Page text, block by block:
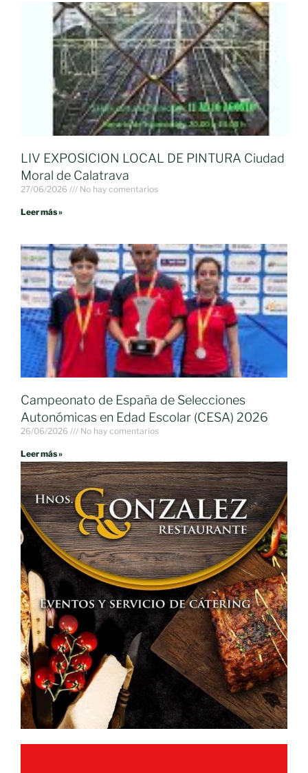
LIV EXPOSICION LOCAL DE PINTURA Ciudad
Moral de Calatrava
27/06/2026 No hay comentarios
Leer más »
Campeonato de España de Selecciones
Autonómicas en Edad Escolar (CESA) 2026
26/06/2026 No hay comentarios
Leer más »